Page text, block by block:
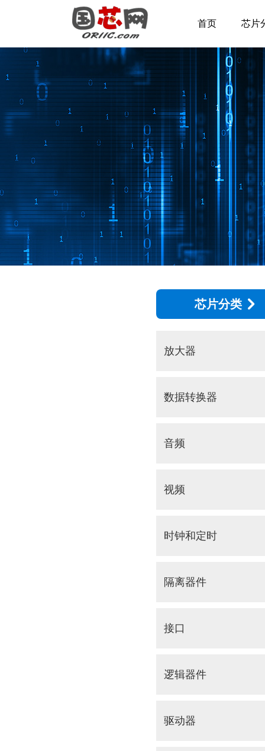
首页 芯片
芯片分类
放大器
数据转换器
音频
视频
时钟和定时
隔离器件
接口
逻辑器件
驱动器